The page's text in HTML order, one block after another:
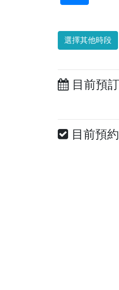
選擇其他時段
目前預
目前預